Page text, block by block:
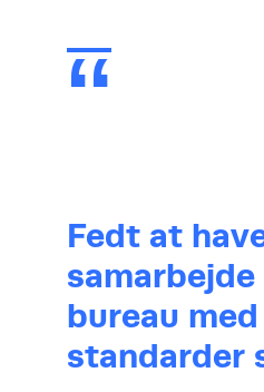
Fedt at
bureau
standarder